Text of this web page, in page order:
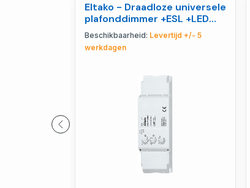
Eltako - Draadloze universele
plafonddimmer +ESL +LED
400W - 30100845
Beschikbaarheid: Levertijd +/- 5
werkdagen